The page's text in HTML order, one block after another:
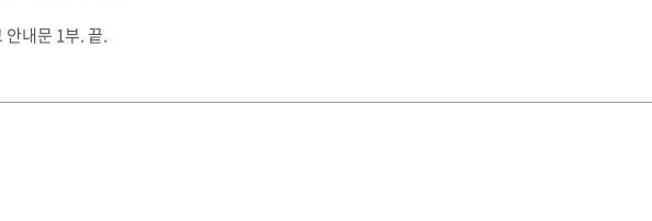
안내문 1부. 끝.